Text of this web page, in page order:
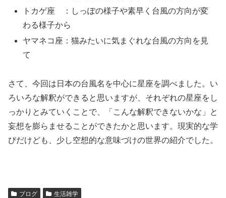
トカゲ座 ：しっぽの様子や素早く台風の方向が変
わる様子から
ヤマネコ座：猫みたいに気まぐれな台風の方向を見
て
さて、今回は日本の台風名を中心に星座を調べました。い
ろいろな解釈ができると思いますが、それぞれの星座をし
っかりとみていくことで、「こんな解釈できないかな」と
妄想を膨らませることができたかと思います。現実的な学
びだけども、少し空想的な意味づけの世界の紹介でした。
ブログ 生活雑学